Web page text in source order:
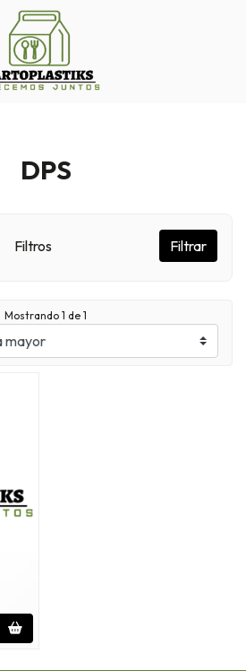
DPS
Filtros Filtrar
Mostrando 1 de 1